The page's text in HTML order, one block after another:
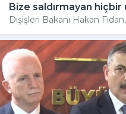
Bize saldırmayan
Dışişleri Bakanı Hakan